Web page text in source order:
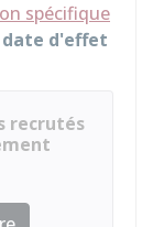
spécifique
d'effet
recrutés